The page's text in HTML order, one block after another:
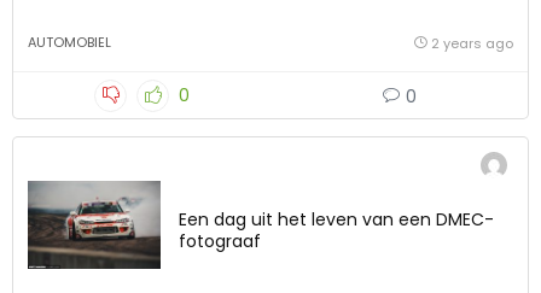
AUTOMOBIEL 2 years ago
0 0
Een dag uit het leven van een DMEC-
fotograaf